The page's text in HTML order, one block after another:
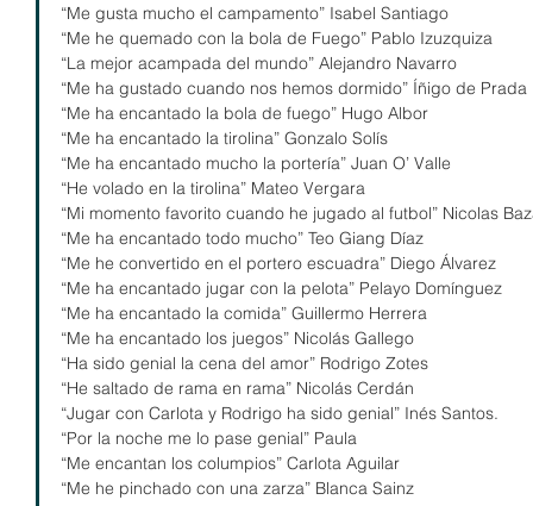
“Me gusta mucho el campamento” Isabel Santiago
“Me he quemado con la bola de Fuego” Pablo Izuzquiza
“La mejor acampada del mundo” Alejandro Navarro
“Me ha gustado cuando nos hemos dormido” Íñigo de Prada
“Me ha encantado la bola de fuego” Hugo Albor
“Me ha encantado la tirolina” Gonzalo Solís
“Me ha encantado mucho la portería” Juan O’ Valle
“He volado en la tirolina” Mateo Vergara
“Mi momento favorito cuando he jugado al futbol” Nicolas
“Me ha encantado todo mucho” Teo Giang Díaz
“Me he convertido en el portero escuadra” Diego Álvarez
“Me ha encantado jugar con la pelota” Pelayo Domínguez
“Me ha encantado la comida” Guillermo Herrera
“Me ha encantado los juegos” Nicolás Gallego
“Ha sido genial la cena del amor” Rodrigo Zotes
“He saltado de rama en rama” Nicolás Cerdán
“Jugar con Carlota y Rodrigo ha sido genial” Inés Santos.
“Por la noche me lo pase genial” Paula
“Me encantan los columpios” Carlota Aguilar
“Me he pinchado con una zarza” Blanca Sainz